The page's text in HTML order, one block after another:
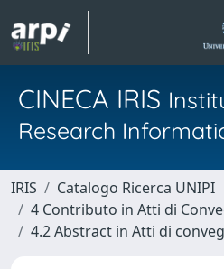
CINECA IRIS
Research
IRIS
Catalogo Ricerca UNIPI
4 Contributo in Atti di
4.2 Abstract in Atti di